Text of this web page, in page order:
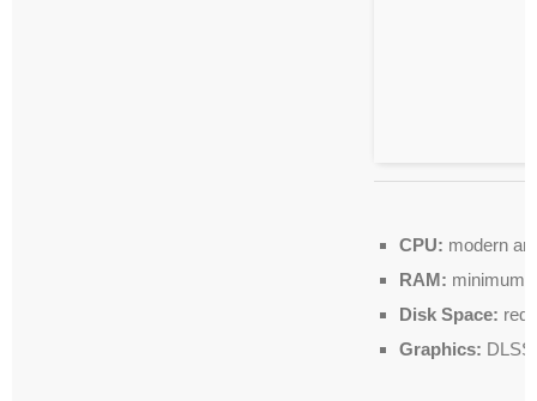
CPU: modern
RAM: minimum
Disk Space:
Graphics: